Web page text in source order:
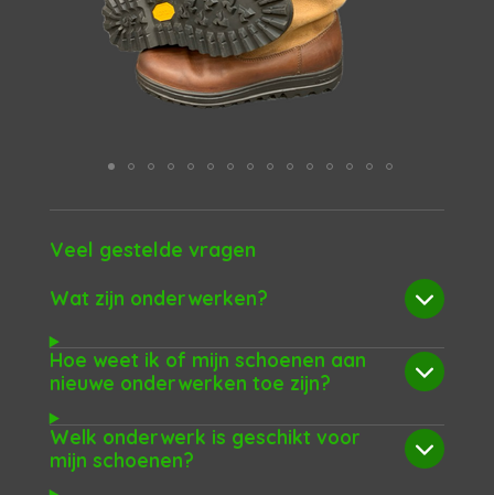
Veel gestelde vragen
Wat zijn onderwerken?
Hoe weet ik of mijn schoenen aan
nieuwe onderwerken toe zijn?
Welk onderwerk is geschikt voor
mijn schoenen?